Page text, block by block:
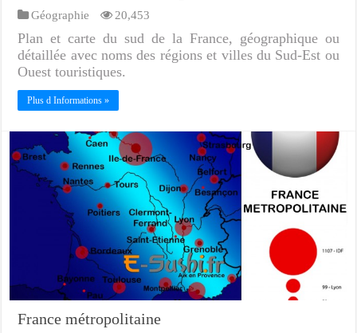
Géographie 20,453
Plan et carte du sud de la France, géographique ou
détaillée avec noms des régions et villes du Sud-Est ou
Ouest touristiques.
Plus d Informations »
France métropolitaine